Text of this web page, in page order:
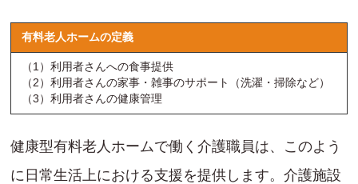
有料老人ホームの定義
（1）利用者さんへの食事提供
（2）利用者さんの家事・雑事のサポート（洗濯・掃除など）
（3）利用者さんの健康管理
健康型有料老人ホームで働く介護職員は、このよう
に日常生活上における支援を提供します。介護施設